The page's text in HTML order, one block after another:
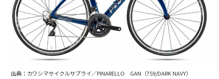
出典：カワシマサイクルサプライ／PINARELLO GAN（759/DARK NAVY）